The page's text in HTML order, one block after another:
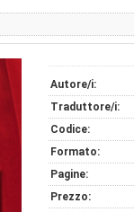
Autore/i:
Traduttore/i:
Codice:
Formato:
Pagine:
Prezzo: